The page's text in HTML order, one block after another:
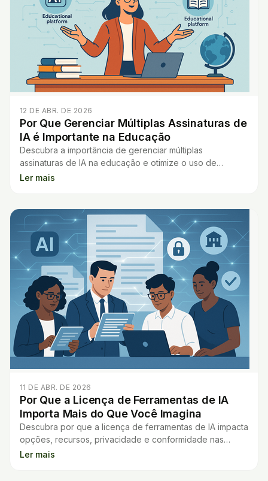
12 DE ABR. DE 2026
Por Que Gerenciar Múltiplas Assinaturas de
IA é Importante na Educação
Descubra a importância de gerenciar múltiplas
assinaturas de IA na educação e otimize o uso de
ferramentas para aprimorar o ensino em sua escola.
Ler mais
11 DE ABR. DE 2026
Por Que a Licença de Ferramentas de IA
Importa Mais do Que Você Imagina
Descubra por que a licença de ferramentas de IA impacta
opções, recursos, privacidade e conformidade nas
escolas. Evite surpresas e escolha certo.
Ler mais